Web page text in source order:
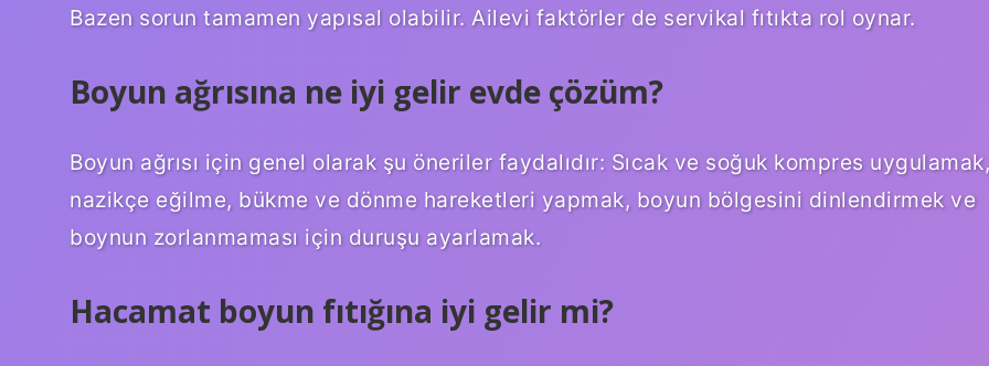
Bazen sorun tamamen yapısal olabilir. Ailevi faktörler de servikal fıtıkta rol oynar.
Boyun ağrısına ne iyi gelir evde çözüm?
Boyun ağrısı için genel olarak şu öneriler faydalıdır: Sıcak ve soğuk kompres uygulamak,
nazikçe eğilme, bükme ve dönme hareketleri yapmak, boyun bölgesini dinlendirmek ve
boynun zorlanmaması için duruşu ayarlamak.
Hacamat boyun fıtığına iyi gelir mi?